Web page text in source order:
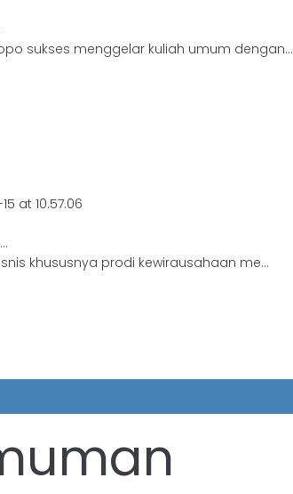
sukses menggelar kuliah umum dengan...
khususnya prodi kewirausahaan me...